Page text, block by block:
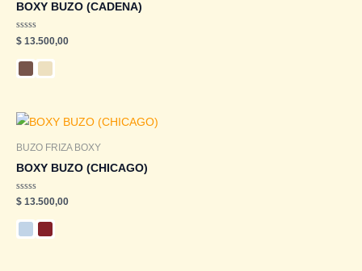
BOXY BUZO (CADENA)
Valorado
en
0
de
5
$ 13.500,00
BUZO FRIZA BOXY
BOXY BUZO (CHICAGO)
Valorado
en
0
5
$ 13.500,00